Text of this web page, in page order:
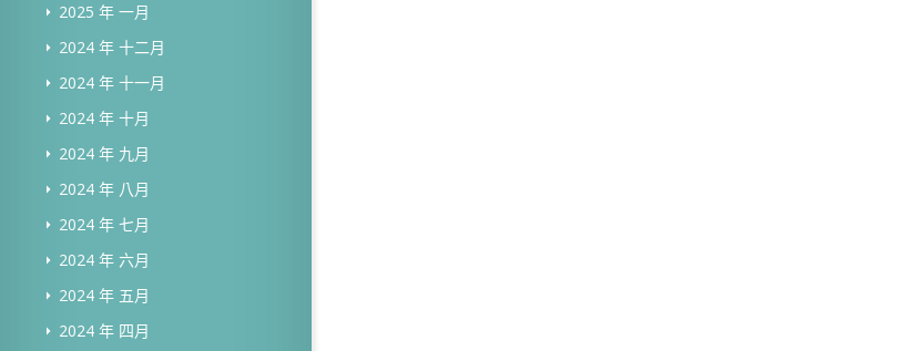
2025 年 一月
2024 年 十二月
2024 年 十一月
2024 年 十月
2024 年 九月
2024 年 八月
2024 年 七月
2024 年 六月
2024 年 五月
2024 年 四月